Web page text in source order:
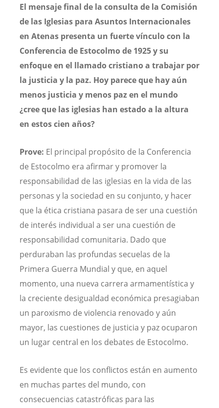
El mensaje final de la consulta de la Comisión
de las Iglesias para Asuntos Internacionales
en Atenas presenta un fuerte vínculo con la
Conferencia de Estocolmo de 1925 y su
enfoque en el llamado cristiano a trabajar por
la justicia y la paz. Hoy parece que hay aún
menos justicia y menos paz en el mundo
¿cree que las iglesias han estado a la altura
en estos cien años?
Prove: El principal propósito de la Conferencia
de Estocolmo era afirmar y promover la
responsabilidad de las iglesias en la vida de las
personas y la sociedad en su conjunto, y hacer
que la ética cristiana pasara de ser una cuestión
de interés individual a ser una cuestión de
responsabilidad comunitaria. Dado que
perduraban las profundas secuelas de la
Primera Guerra Mundial y que, en aquel
momento, una nueva carrera armamentística y
la creciente desigualdad económica presagiaban
un paroxismo de violencia renovado y aún
mayor, las cuestiones de justicia y paz ocuparon
un lugar central en los debates de Estocolmo.
Es evidente que los conflictos están en aumento
en muchas partes del mundo, con
consecuencias catastróficas para las